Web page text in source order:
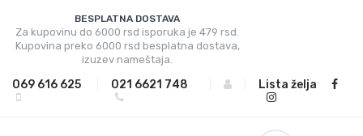
BESPLATNA DOSTAVA
Za kupovinu do 6000 rsd isporuka je 479 rsd.
Kupovina preko 6000 rsd besplatna dostava,
izuzev nameštaja.
069 616 625 021 6621 748 Lista želja